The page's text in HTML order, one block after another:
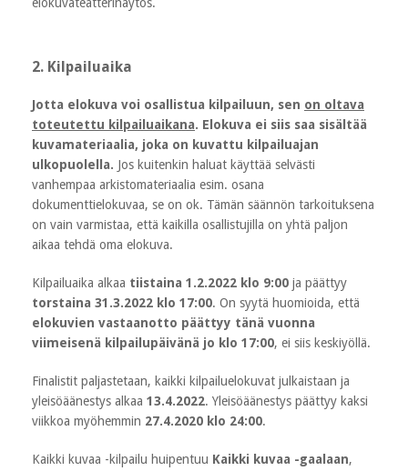
2. Kilpailuaika
Jotta elokuva voi osallistua kilpailuun, sen on oltava
toteutettu kilpailuaikana. Elokuva ei siis saa sisältää
kuvamateriaalia, joka on kuvattu kilpailuajan
ulkopuolella. Jos kuitenkin haluat käyttää selvästi
vanhempaa arkistomateriaalia esim. osana
dokumenttielokuvaa, se on ok. Tämän säännön tarkoituksena
on vain varmistaa, että kaikilla osallistujilla on yhtä paljon
aikaa tehdä oma elokuva.
Kilpailuaika alkaa tiistaina 1.2.2022 klo 9:00 ja päättyy
torstaina 31.3.2022 klo 17:00. On syytä huomioida, että
elokuvien vastaanotto päättyy tänä vuonna
viimeisenä kilpailupäivänä jo klo 17:00, ei siis keskiyöllä.
Finalistit paljastetaan, kaikki kilpailuelokuvat julkaistaan ja
yleisöäänestys alkaa 13.4.2022. Yleisöäänestys päättyy kaksi
viikkoa myöhemmin 27.4.2020 klo 24:00.
Kaikki kuvaa -kilpailu huipentuu Kaikki kuvaa -gaalaan,